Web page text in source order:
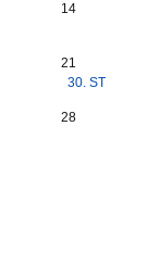
14
21
30. ST
28